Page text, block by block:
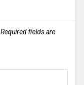
Required fields are